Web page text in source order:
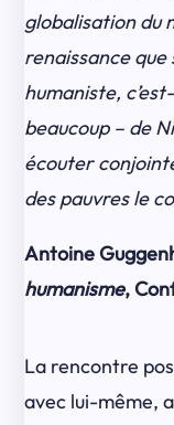
globalisation du
renaissance que
humaniste,
beaucoup – de
écouter
des pauvres le
Antoine
humanisme,
La rencontre
avec lui-même,